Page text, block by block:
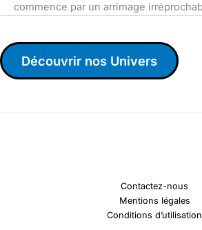
commence par un arrimage
Découvrir nos Univers
Contactez-nous
Mentions légales
Conditions d’utilisation